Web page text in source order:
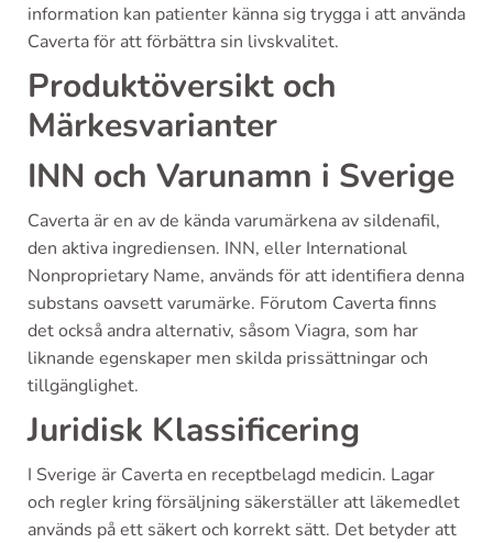
information kan patienter känna sig trygga i att använda
Caverta för att förbättra sin livskvalitet.
Produktöversikt och
Märkesvarianter
INN och Varunamn i Sverige
Caverta är en av de kända varumärkena av sildenafil,
den aktiva ingrediensen. INN, eller International
Nonproprietary Name, används för att identifiera denna
substans oavsett varumärke. Förutom Caverta finns
det också andra alternativ, såsom Viagra, som har
liknande egenskaper men skilda prissättningar och
tillgänglighet.
Juridisk Klassificering
I Sverige är Caverta en receptbelagd medicin. Lagar
och regler kring försäljning säkerställer att läkemedlet
används på ett säkert och korrekt sätt. Det betyder att